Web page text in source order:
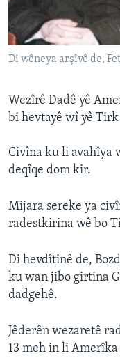
ÇAND Û HUNER
SERNIVÎS
SORANÎ
Learning English
Zimanên Din
Di wêneya arşîvê de,
Wezîrê Dadê yê
bi hevtayê wî yê
Civîna ku li avahîya
deqîqe dom kir.
Mijara sereke ya
radestkirina wê bo
Di hevdîtinê de,
ku wan jibo girtina
dadgehê.
Jêderên wezaretê
13 meh in li